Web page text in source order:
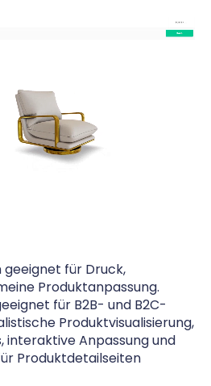
für Druck,
Produktanpassung.
für B2B- und B2C-
Produktvisualisierung,
interaktive Anpassung und
Produktdetailseiten